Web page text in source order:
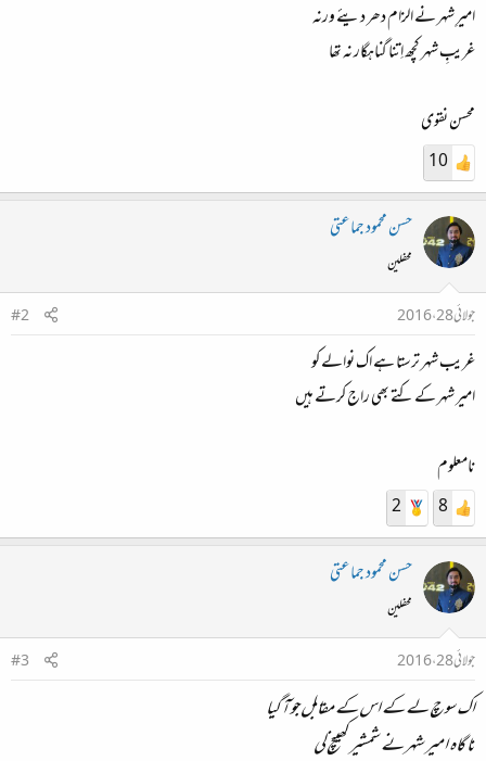
امیرِ شہر نے الزام دھر دیئے ورنہ
غریبِ شہر کچھ اِتنا گناہگار نہ تھا
محسن نقوی
10
حسن محمود جماعتی
محفلین
جولائی 28، 2016
#2
غریب شہر ترستا ہے اک نوالے کو
امیر شہر کے کتے بھی راج کرتے ہیں
نامعلوم
8
2
حسن محمود جماعتی
محفلین
جولائی 28، 2016
#3
اک سوچ لے کے اس کے مقابل جو آ گیا
نا گاہ امیر شہر نے شمشیر کھینچ لی